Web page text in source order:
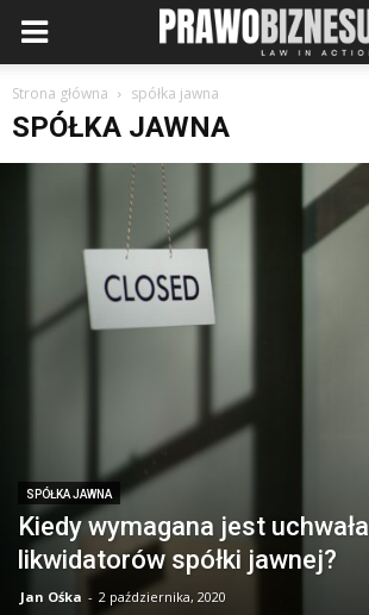
Strona główna spółka jawna
SPÓŁKA JAWNA
SPÓŁKA JAWNA
Kiedy wymagana jest uchwała
likwidatorów spółki jawnej?
Jan Ośka - 2 października, 2020